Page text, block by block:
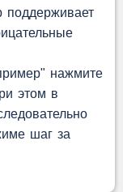
поддерживает
нажмите
этом в
шаг за